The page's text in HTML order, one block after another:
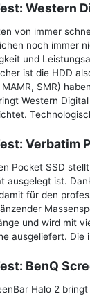
Western
von immer
noch immer
und
ist die HDD
MAMR, SMR)
Western
Verbatim
Pocket SSD
ausgelegt ist.
für den
und wird mit
ausgeliefert. Die
BenQ
Halo 2